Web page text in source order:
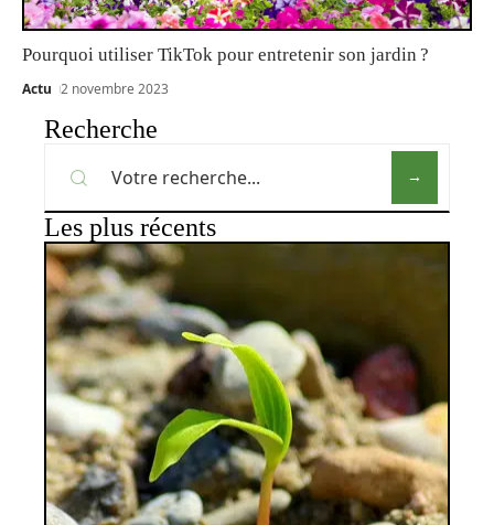
Pourquoi utiliser TikTok pour entretenir son jardin ?
Actu 2 novembre 2023
Recherche
Les plus récents